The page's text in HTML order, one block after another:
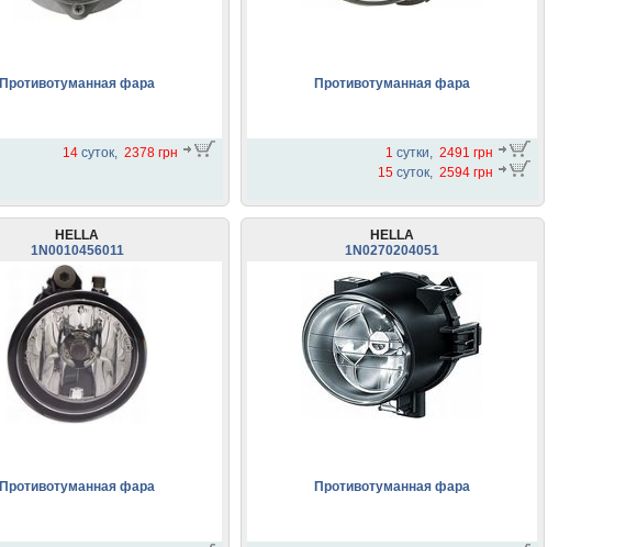
Противотуманная фара
14суток, 2378 грн
Противотуманная фара
1 сутки, 2491 грн
15суток, 2594 грн
HELLA
1N0010456011
Противотуманная фара
HELLA
1N0270204051
Противотуманная фара